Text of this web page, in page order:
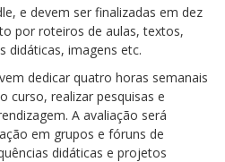
e devem ser finalizadas em dez
por roteiros de aulas, textos,
didáticas, imagens etc.
dedicar quatro horas semanais
curso, realizar pesquisas e
A avaliação será
em grupos e fóruns de
didáticas e projetos